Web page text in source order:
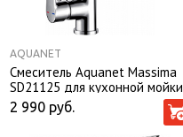
AQUANET
Смеситель Aquanet Massima
SD21125 для кухонной мойки
2 990 руб.